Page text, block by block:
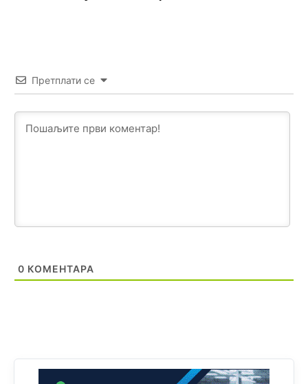
Претплати се
0 КОМЕНТАРА
накотило се
Техеран и нинџе по Палама
БиХ није гласала да је тзв.Косово држава. Лупаш ко к у
р а ц по самару луди турко.
Анонимно2807895 јуче 12:18